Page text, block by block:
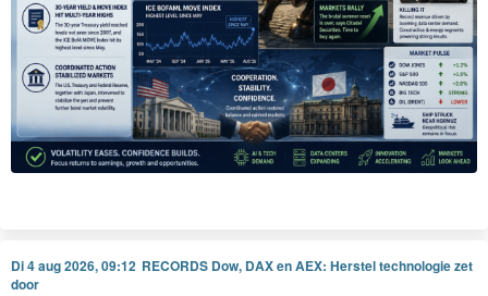
Di 4 aug 2026, 09:12 RECORDS Dow, DAX en AEX: Herstel technologie zet
door